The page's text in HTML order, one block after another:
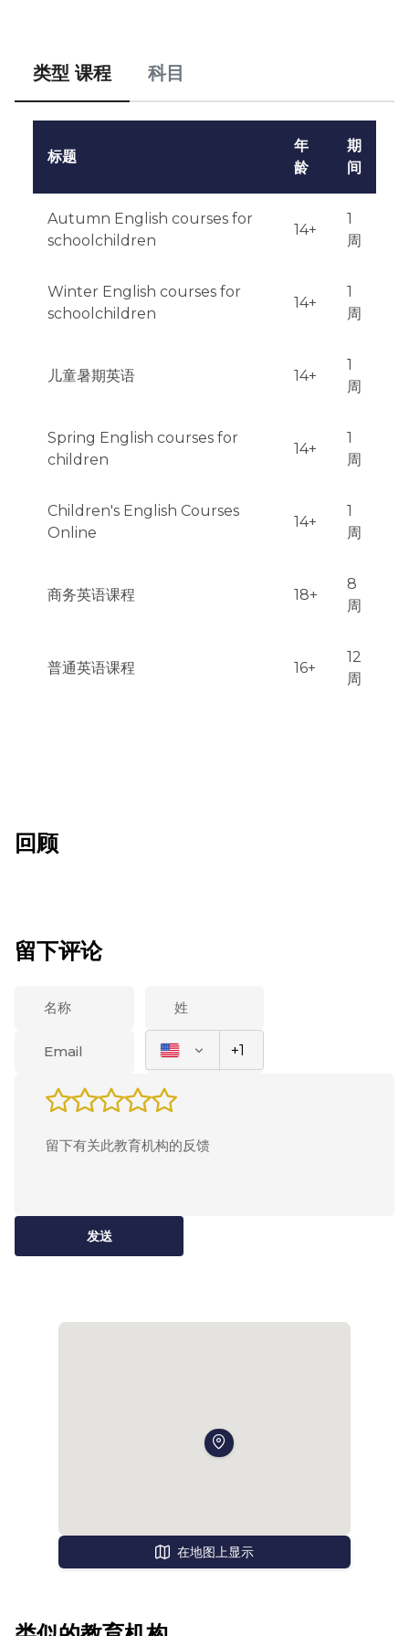
类型 课程 科目
标题
年
龄
期
间
Autumn English courses for
schoolchildren
14+
1
周
Winter English courses for
schoolchildren
14+
1
周
儿童暑期英语 14+
1
周
Spring English courses for
children
14+
1
周
Children's English Courses
Online
14+
1
周
商务英语课程 18+
8
周
普通英语课程 16+
12
周
回顾
留下评论
发送
在地图上显示